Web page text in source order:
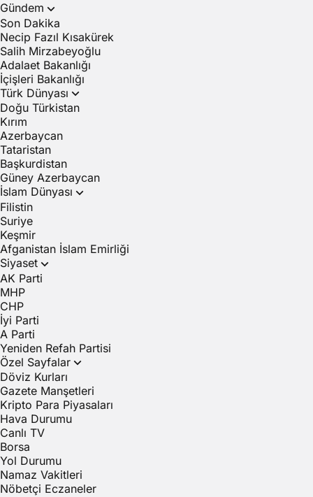
Gündem
Son Dakika
Necip Fazıl Kısakürek
Salih Mirzabeyoğlu
Adalaet Bakanlığı
İçişleri Bakanlığı
Türk Dünyası
Doğu Türkistan
Kırım
Azerbaycan
Tataristan
Başkurdistan
Güney Azerbaycan
İslam Dünyası
Filistin
Suriye
Keşmir
Afganistan İslam Emirliği
Siyaset
AK Parti
MHP
CHP
İyi Parti
A Parti
Yeniden Refah Partisi
Özel Sayfalar
Döviz Kurları
Gazete Manşetleri
Kripto Para Piyasaları
Hava Durumu
Canlı TV
Borsa
Yol Durumu
Namaz Vakitleri
Nöbetçi Eczaneler